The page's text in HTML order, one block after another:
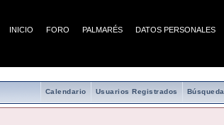
INICIO FORO PALMARÉS DATOS PERSONALES
Búsqueda
Usuarios Registrados
Calendario